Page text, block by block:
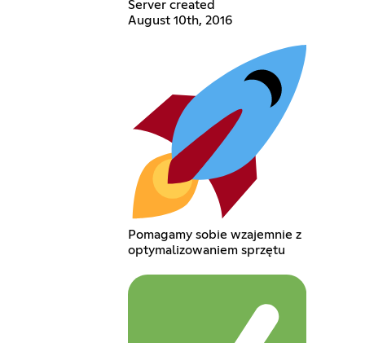
Server created
August 10th, 2016
Pomagamy sobie wzajemnie z
optymalizowaniem sprzętu